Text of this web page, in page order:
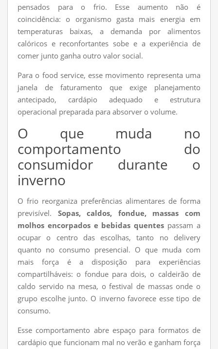
pensados para o frio. Esse aumento não é
coincidência: o organismo gasta mais energia em
temperaturas baixas, a demanda por alimentos
calóricos e reconfortantes sobe e a experiência de
comer junto ganha outro valor social.
Para o food service, esse movimento representa uma
janela de faturamento que exige planejamento
antecipado, cardápio adequado e estrutura
operacional preparada para absorver o volume.
O que muda no
comportamento do
consumidor durante o
inverno
O frio reorganiza preferências alimentares de forma
previsível. Sopas, caldos, fondue, massas com
molhos encorpados e bebidas quentes passam a
ocupar o centro das escolhas, tanto no delivery
quanto no consumo presencial. O que muda com
mais força é a disposição para experiências
compartilháveis: o fondue para dois, o caldeirão de
caldo servido na mesa, o festival de massas onde o
grupo escolhe junto. O inverno favorece esse tipo de
consumo.
Esse comportamento abre espaço para formatos de
cardápio que funcionam mal no verão e ganham força